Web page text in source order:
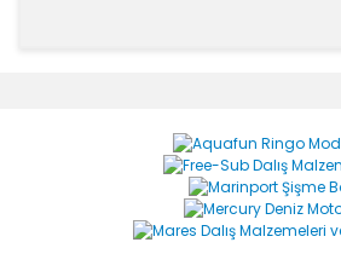
Yorum Yaz
Ürün resmi kalitesiz, bozuk veya
Ürün açıklamasında eksik bilgiler
Ürün bilgilerinde hatalar